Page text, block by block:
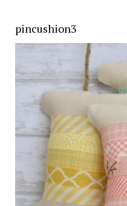
pincushion3